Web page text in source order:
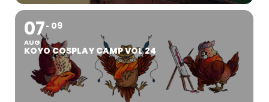
07
AUG
09
KOYO COSPLAY CAMP VOL 24